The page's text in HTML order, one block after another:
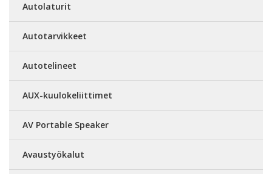
Autolaturit
Autotarvikkeet
Autotelineet
AUX-kuulokeliittimet
AV Portable Speaker
Avaustyökalut